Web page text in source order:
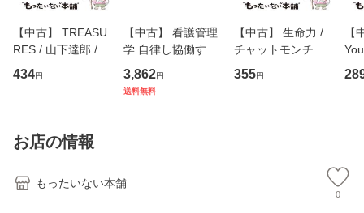
【中古】 TREASU
RES / 山下達郎 /
イーストウエス
ト・ジャパン [CD]
434円
【中古】 看護管理
学 自律し協働する
専門職の看護マネ
ジメントスキル 改
3,862円
送料無料
【中古】 生命力 /
チャットモンチー /
キューンレコード
[CD]【メール便送
355円
【
のが
お店の情報
もったいない本舗
0